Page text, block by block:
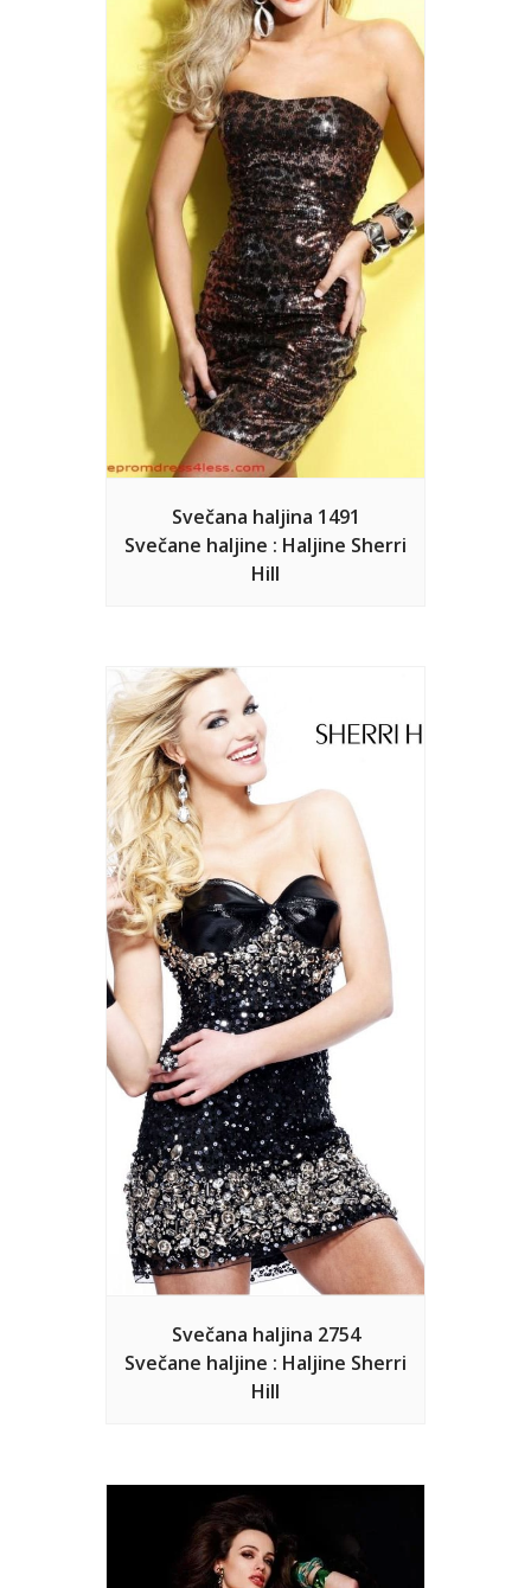
Svečana haljina 1491
Svečane haljine : Haljine Sherri
Hill
Svečana haljina 2754
Svečane haljine : Haljine Sherri
Hill